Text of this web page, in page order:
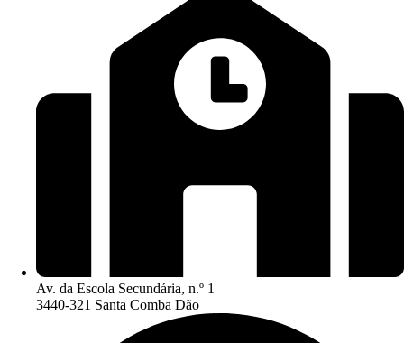
Av. da Escola Secundária, n.º 1
3440-321 Santa Comba Dão